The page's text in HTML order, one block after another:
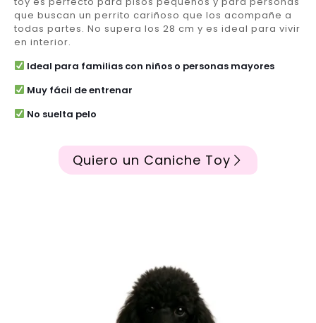
que buscan un perrito cariñoso que los acompañe a
todas partes. No supera los 28 cm y es ideal para vivir
en interior.
Ideal para familias con niños o personas mayores
Muy fácil de entrenar
No suelta pelo
Quiero un Caniche Toy